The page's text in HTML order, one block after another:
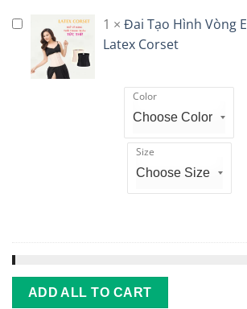
Ẩm
YHL
Đai
Hình
Vòng
1 × Đai Tạo Hình Vòng
Latex Corset
Color
Size
ADD ALL TO CART